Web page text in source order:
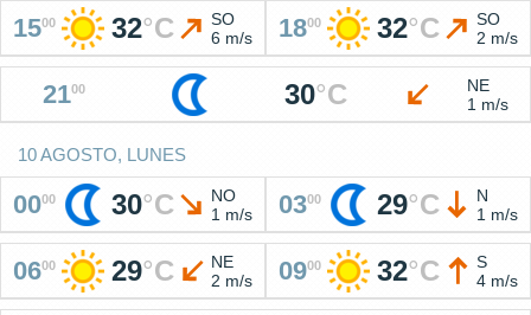
1500 32°C
SO
6 m/s
1800 32°C
SO
2 m/s
2100 30°C
NE
1 m/s
10 AGOSTO, LUNES
0000 30°C
NO
1 m/s
0300 29°C
N
1 m/s
0600 29°C
NE
2 m/s
0900 32°C
S
4 m/s